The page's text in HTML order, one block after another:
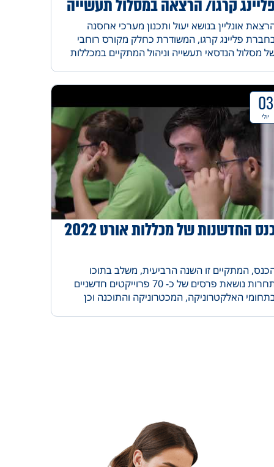
קרגו/ הרצאה במסלול תעשייה
אונליין בנושא יעול ותכנון מערכי אחסנה
פליינג קרגו, המשודרת כחלק מקורס רוחבי
מסלול הנדסאי תעשייה וניהול המתקיים במכללות
03
יולי
החדשנות של מכללות אורט 2022
המתקיים זו השנה הרביעית, משלב בתוכו
תחרות נושאת פרסים של כ- 70 פרוייקטים חדשניים
האלקטרוניקה, המכטרוניקה והתוכנה וכן
הקורקינטים, מערכות ניווט ולימוד מקוון